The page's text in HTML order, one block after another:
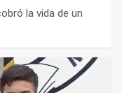
la vida de un